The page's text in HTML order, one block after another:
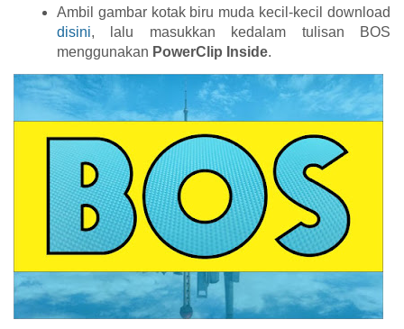
Ambil gambar kotak biru muda kecil-kecil download
disini, lalu masukkan kedalam tulisan BOS
menggunakan PowerClip Inside.